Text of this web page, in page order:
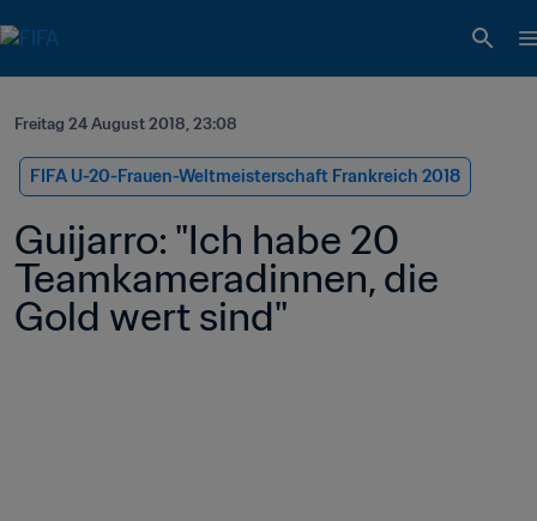
Freitag 24 August 2018, 23:08
FIFA U-20-Frauen-Weltmeisterschaft Frankreich 2018
Guijarro: "Ich habe 20
Teamkameradinnen, die
Gold wert sind"